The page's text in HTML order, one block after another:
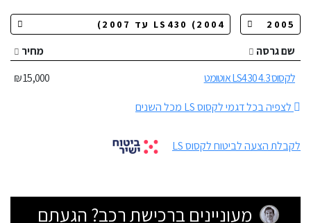
שם גרסה
מחיר
לקסוס LS430 4.3 אוטומט
15,000 ₪
לצפיה בכל דגמי לקסוס LS מכל השנים
לקבלת הצעה לביטוח לקסוס LS
מעוניינים ברכישת רכב? הגעתם